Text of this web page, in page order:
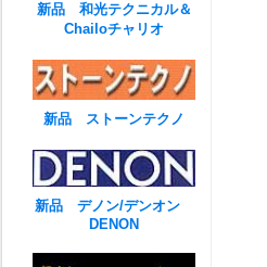
新品 和光テクニカル＆
Chailoチャリオ
新品 ストーンテクノ
新品 デノン/デンオン
DENON